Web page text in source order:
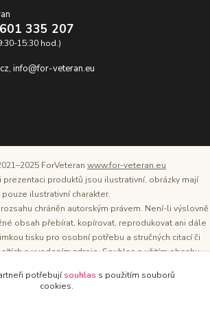
335 207
15:30 hod.)
info@for-veteran.eu
ForVeteran www.for-veteran.eu
produktů jsou ilustrativní, obrázky mají
pouze ilustrativní charakter.
chráněn autorským právem. Není-li výslovně
obsah přebírat, kopírovat, reprodukovat ani dále
tisku pro osobní potřebu a stručných citací či
s uvedením zdroje. Souhlas s užitím obsahu
stránek je Tomáš Oršel.
potřebujísouhlas s použitím souborů
cookies.